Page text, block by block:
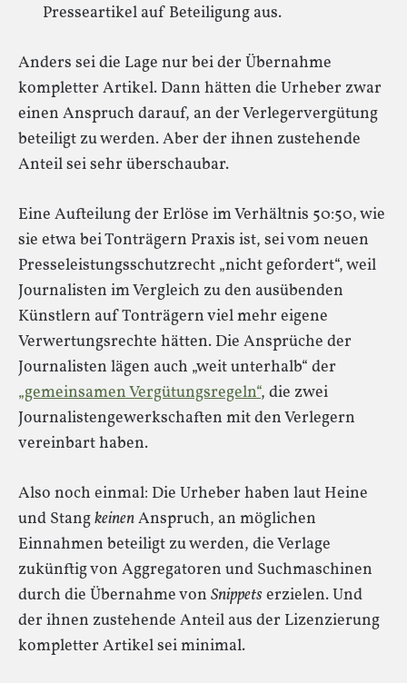
Presseartikel auf Beteiligung aus.
Anders sei die Lage nur bei der Übernahme
kompletter Artikel. Dann hätten die Urheber zwar
einen Anspruch darauf, an der Verlegervergütung
beteiligt zu werden. Aber der ihnen zustehende
Anteil sei sehr überschaubar.
Eine Aufteilung der Erlöse im Verhältnis 50:50, wie
sie etwa bei Tonträgern Praxis ist, sei vom neuen
Presseleistungsschutzrecht „nicht gefordert“, weil
Journalisten im Vergleich zu den ausübenden
Künstlern auf Tonträgern viel mehr eigene
Verwertungsrechte hätten. Die Ansprüche der
Journalisten lägen auch „weit unterhalb“ der
„gemeinsamen Vergütungsregeln“, die zwei
Journalistengewerkschaften mit den Verlegern
vereinbart haben.
Also noch einmal: Die Urheber haben laut Heine
und StangkeinenAnspruch, an möglichen
Einnahmen beteiligt zu werden, die Verlage
zukünftig von Aggregatoren und Suchmaschinen
durch die Übernahme von Snippetserzielen. Und
der ihnen zustehende Anteil aus der Lizenzierung
kompletter Artikel sei minimal.